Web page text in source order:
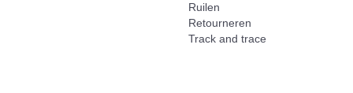
Ruilen
Retourneren
Track and trace